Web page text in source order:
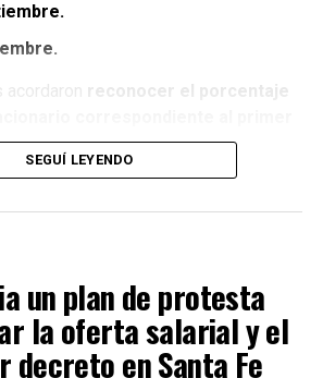
reconocer el porcentaje
tenido en cuenta para el cálculo de la
mínimo garantizado
el
municipales será de:
julio.
SEGUÍ LEYENDO
un plan de protesta
la oferta salarial y el
decreto en Santa Fe